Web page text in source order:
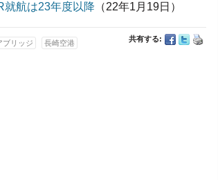
航は23年度以降 （22年1月19日）
共有する:
ブリッジ 長崎空港